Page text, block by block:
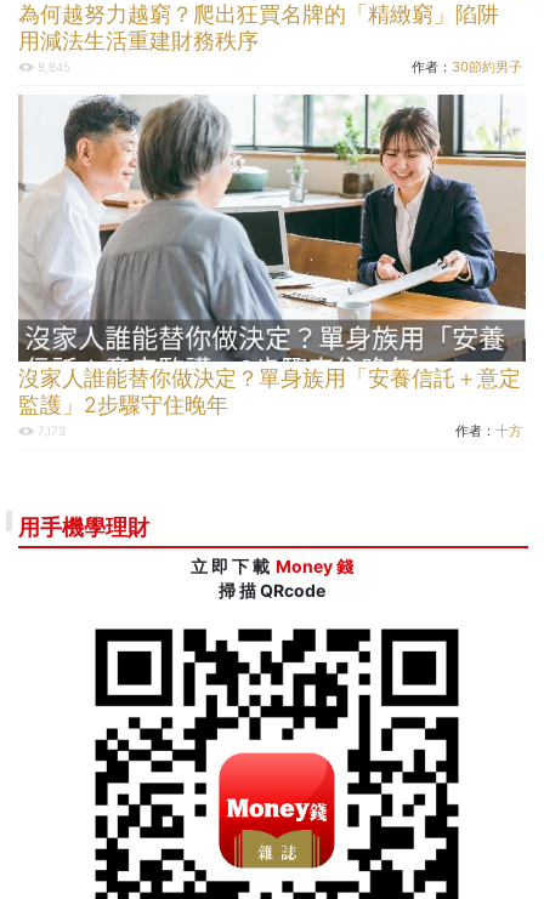
為何越努力越窮？爬出狂買名牌的「精緻窮」陷阱
用減法生活重建財務秩序
8,845 作者： 30節約男子
沒家人誰能替你做決定？單身族用「安養信託＋意定
監護」2步驟守住晚年
7,173 作者： 十方
用手機學理財
立 即 下 載 Money 錢
掃 描 QRcode